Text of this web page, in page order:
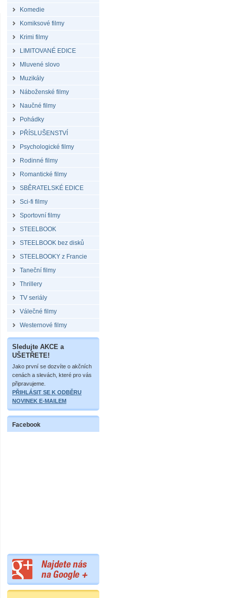
Komedie
Komiksové filmy
Krimi filmy
LIMITOVANÉ EDICE
Mluvené slovo
Muzikály
Náboženské filmy
Naučné filmy
Pohádky
PŘÍSLUŠENSTVÍ
Psychologické filmy
Rodinné filmy
Romantické filmy
SBĚRATELSKÉ EDICE
Sci-fi filmy
Sportovní filmy
STEELBOOK
STEELBOOK bez disků
STEELBOOKY z Francie
Taneční filmy
Thrillery
TV seriály
Válečné filmy
Westernové filmy
Sledujte AKCE a
UŠETŘETE!
Jako první se dozvíte o akčních
cenách a slevách, které pro vás
připravujeme.
PŘIHLÁSIT SE K ODBĚRU
NOVINEK E-MAILEM
Facebook